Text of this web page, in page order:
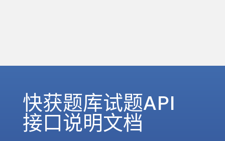
快获题库试题API
接口说明文档